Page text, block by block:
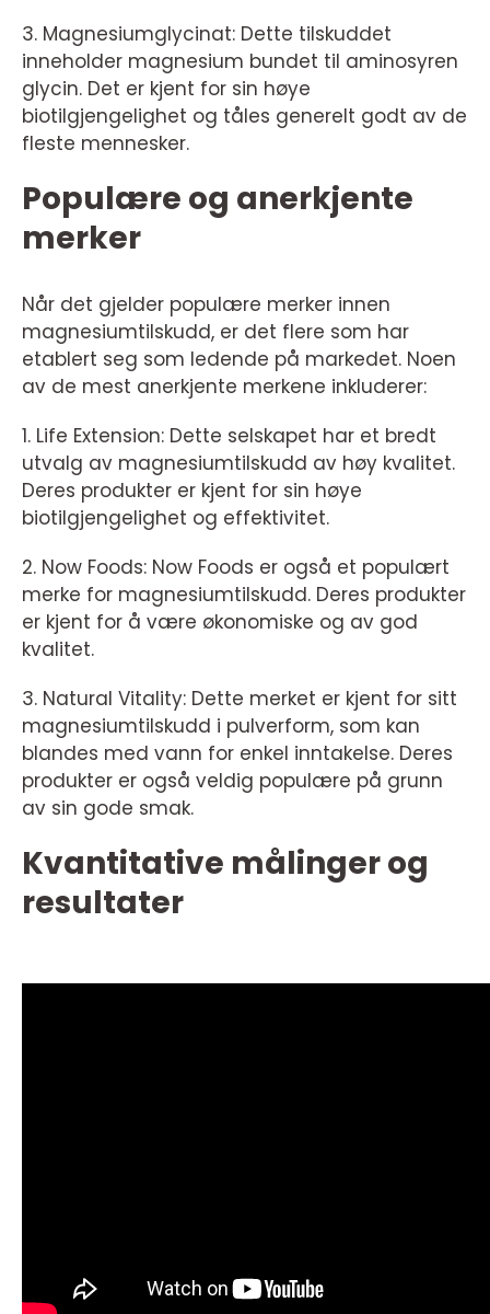
3. Magnesiumglycinat: Dette tilskuddet
inneholder magnesium bundet til aminosyren
glycin. Det er kjent for sin høye
biotilgjengelighet og tåles generelt godt av de
fleste mennesker.
Populære og anerkjente
merker
Når det gjelder populære merker innen
magnesiumtilskudd, er det flere som har
etablert seg som ledende på markedet. Noen
av de mest anerkjente merkene inkluderer:
1. Life Extension: Dette selskapet har et bredt
utvalg av magnesiumtilskudd av høy kvalitet.
Deres produkter er kjent for sin høye
biotilgjengelighet og effektivitet.
2. Now Foods: Now Foods er også et populært
merke for magnesiumtilskudd. Deres produkter
er kjent for å være økonomiske og av god
kvalitet.
3. Natural Vitality: Dette merket er kjent for sitt
magnesiumtilskudd i pulverform, som kan
blandes med vann for enkel inntakelse. Deres
produkter er også veldig populære på grunn
av sin gode smak.
Kvantitative målinger og
resultater